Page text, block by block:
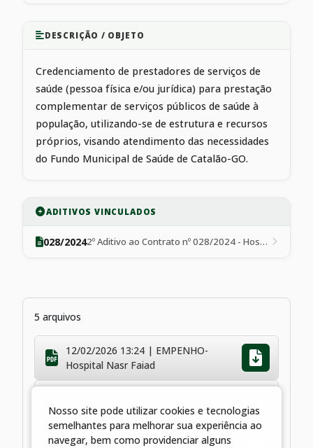
DESCRIÇÃO / OBJETO
Credenciamento de prestadores de serviços de
saúde (pessoa física e/ou jurídica) para prestação
complementar de serviços públicos de saúde à
população, utilizando-se de estrutura e recursos
próprios, visando atendimento das necessidades
do Fundo Municipal de Saúde de Catalão-GO.
ADITIVOS VINCULADOS
028/2024 2º Aditivo ao Contrato nº 028/2024 - Hospital Nasr Faiad
5 arquivos
12/02/2026 13:24 | EMPENHO-
Hospital Nasr Faiad
HOSPITAL NASCER FAIAD
17/04/2024 10:08 | EMPENHO-
Nosso site pode utilizar cookies e tecnologias
semelhantes para melhorar sua experiência ao
navegar, bem como providenciar alguns